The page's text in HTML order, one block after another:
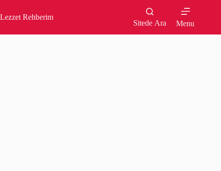
to
content
Lezzet Rehberim
Sitede Ara Menu